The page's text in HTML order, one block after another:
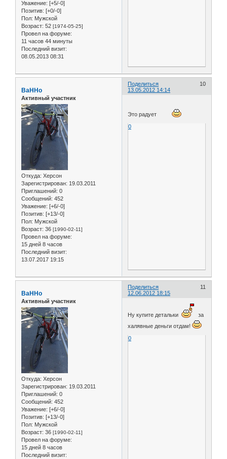
Уважение: [+5/-0]
Позитив: [+0/-0]
Пол: Мужской
Возраст: 52 [1974-05-25]
Провел на форуме:
11 часов 44 минуты
Последний визит:
08.05.2013 08:31
Поделиться
10
13.05.2012 14:14
BaHHo
Активный участник
Откуда: Херсон
Зарегистрирован: 19.03.2011
Приглашений: 0
Сообщений: 452
Уважение: [+6/-0]
Позитив: [+13/-0]
Пол: Мужской
Возраст: 36 [1990-02-11]
Провел на форуме:
15 дней 8 часов
Последний визит:
13.07.2017 19:15
Это радует
0
Поделиться
11
12.06.2012 18:15
BaHHo
Активный участник
Откуда: Херсон
Зарегистрирован: 19.03.2011
Приглашений: 0
Сообщений: 452
Уважение: [+6/-0]
Позитив: [+13/-0]
Пол: Мужской
Возраст: 36 [1990-02-11]
Провел на форуме:
15 дней 8 часов
Последний визит:
Ну купите детальки
за
халявные деньги отдам!
0